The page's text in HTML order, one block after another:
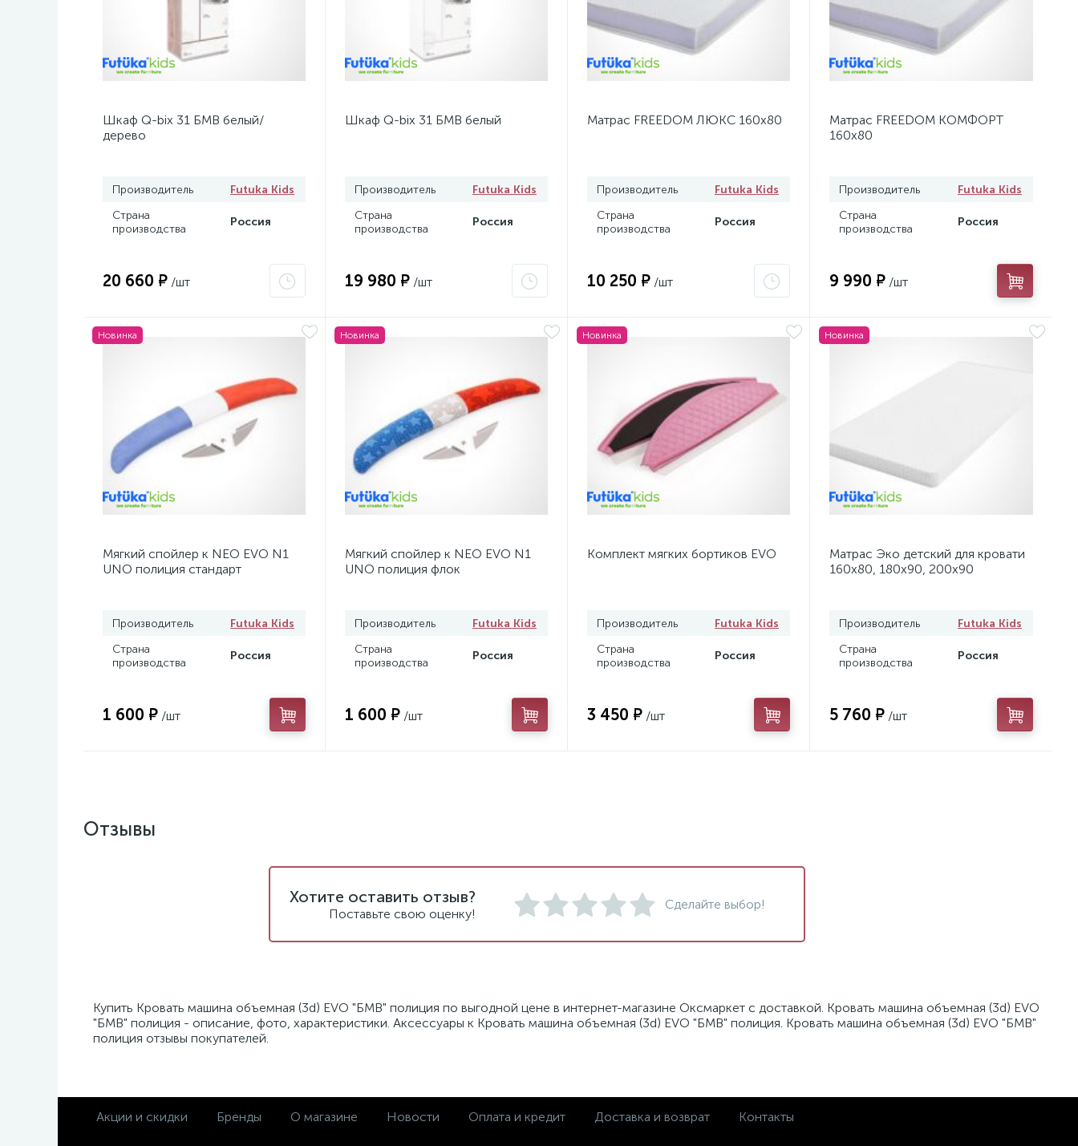
Шкаф Q-bix 31 БМВ белый/
дерево
Производитель
Futuka Kids
Страна
производства
Россия
20 660 ₽ /шт
Шкаф Q-bix 31 БМВ белый
Производитель
Futuka Kids
Страна
производства
Россия
19 980 ₽ /шт
Матрас FREEDOM ЛЮКС 160х80
Производитель
Futuka Kids
Страна
производства
Россия
10 250 ₽ /шт
Матрас FREEDOM КОМФОРТ
160х80
Производитель
Futuka Kids
Страна
производства
Россия
9 990 ₽ /шт
Новинка
Мягкий спойлер к NEO EVO N1
UNO полиция стандарт
Производитель
Futuka Kids
Страна
производства
Россия
1 600 ₽ /шт
Новинка
Мягкий спойлер к NEO EVO N1
UNO полиция флок
Производитель
Futuka Kids
Страна
производства
Россия
1 600 ₽ /шт
Новинка
Комплект мягких бортиков EVO
Производитель
Futuka Kids
Страна
производства
Россия
3 450 ₽ /шт
Новинка
Матрас Эко детский для кровати
160x80, 180х90, 200х90
Производитель
Futuka Kids
Страна
производства
Россия
5 760 ₽ /шт
Отзывы
Хотите оставить отзыв?
Поставьте свою оценку!
Сделайте выбор!
Купить Кровать машина объемная (3d) EVO "БМВ" полиция по выгодной цене в интернет-магазине Оксмаркет с доставкой. Кровать машина объемная (3d) EVO
"БМВ" полиция - описание, фото, характеристики. Аксессуары к Кровать машина объемная (3d) EVO "БМВ" полиция. Кровать машина объемная (3d) EVO "БМВ"
полиция отзывы покупателей.
Акции и скидки Бренды О магазине Новости Оплата и кредит Доставка и возврат Контакты